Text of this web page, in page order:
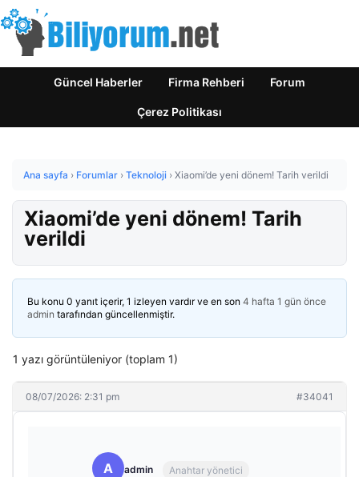
Güncel Haberler Firma Rehberi Forum
Çerez Politikası
Ana sayfa › Forumlar › Teknoloji › Xiaomi’de yeni dönem! Tarih verildi
Xiaomi’de yeni dönem! Tarih
verildi
Bu konu 0 yanıt içerir, 1 izleyen vardır ve en son 4 hafta 1 gün önce
admin tarafından güncellenmiştir.
1 yazı görüntüleniyor (toplam 1)
08/07/2026: 2:31 pm #34041
A admin Anahtar yönetici